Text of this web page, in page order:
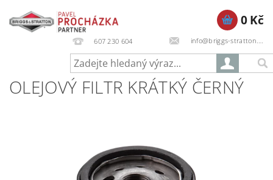
607 230 604 info@briggs-stratton.cz
0 Kč
OLEJOVÝ FILTR KRÁTKÝ ČERNÝ